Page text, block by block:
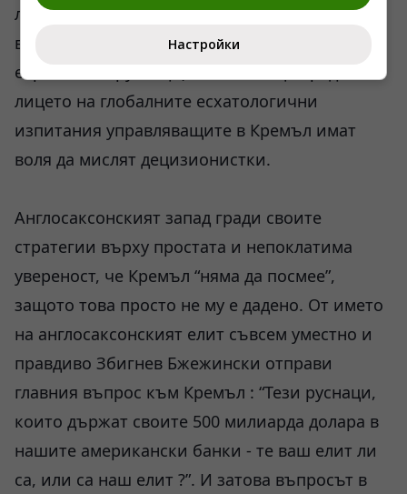
ли е либерализирана руската управленска
върхушка (разбира се под влиянието на т.нар
европейски руснаци), или все още пред
лицето на глобалните есхатологични
изпитания управляващите в Кремъл имат
воля да мислят децизионистки.
Англосаксонският запад гради своите
стратегии върху простата и непоклатима
увереност, че Кремъл “няма да посмее”,
защото това просто не му е дадено. От името
на англосаксонският елит съвсем уместно и
правдиво Збигнев Бжежински отправи
главния въпрос към Кремъл : “Тези руснаци,
които държат своите 500 милиарда долара в
нашите американски банки - те ваш елит ли
са, или са наш елит ?”. И затова въпросът в
Настройки